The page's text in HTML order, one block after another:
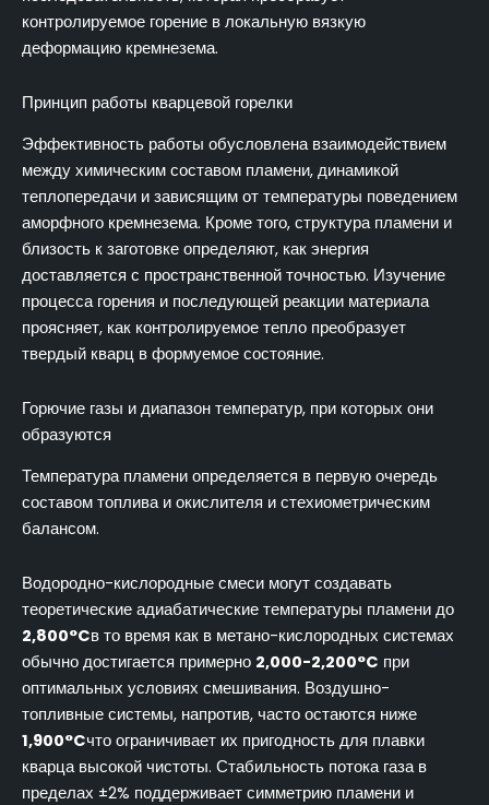
контролируемое горение в локальную вязкую
деформацию кремнезема.
Принцип работы кварцевой горелки
Эффективность работы обусловлена взаимодействием
между химическим составом пламени, динамикой
теплопередачи и зависящим от температуры поведением
аморфного кремнезема. Кроме того, структура пламени и
близость к заготовке определяют, как энергия
доставляется с пространственной точностью. Изучение
процесса горения и последующей реакции материала
проясняет, как контролируемое тепло преобразует
твердый кварц в формуемое состояние.
Горючие газы и диапазон температур, при которых они
образуются
Температура пламени определяется в первую очередь
составом топлива и окислителя и стехиометрическим
балансом.
Водородно-кислородные смеси могут создавать
теоретические адиабатические температуры пламени до
2,800°Cв то время как в метано-кислородных системах
обычно достигается примерно 2,000-2,200°C при
оптимальных условиях смешивания. Воздушно-
топливные системы, напротив, часто остаются ниже
1,900°Cчто ограничивает их пригодность для плавки
кварца высокой чистоты. Стабильность потока газа в
пределах ±2% поддерживает симметрию пламени и